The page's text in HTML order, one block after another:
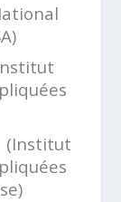
(Institut